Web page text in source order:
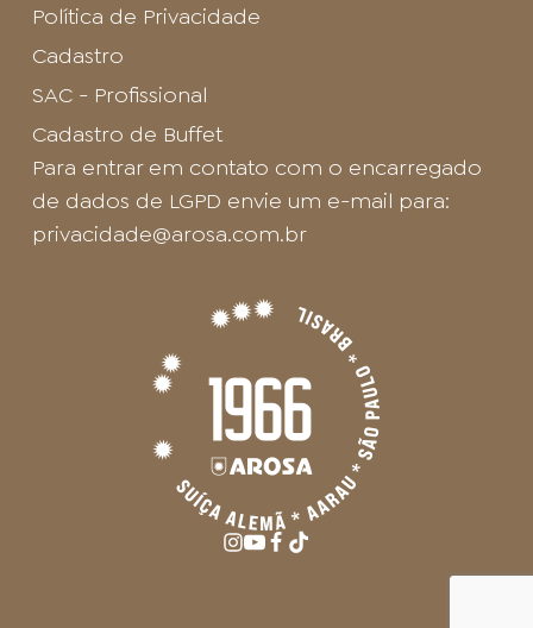
Política de Privacidade
Cadastro
SAC - Profissional
Cadastro de Buffet
Para entrar em contato com o encarregado
de dados de LGPD envie um e-mail para:
privacidade@arosa.com.br